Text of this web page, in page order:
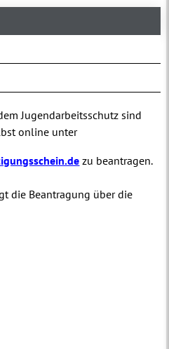
Jugendarbeitsschutz sind
online unter
zu beantragen.
die Beantragung über die